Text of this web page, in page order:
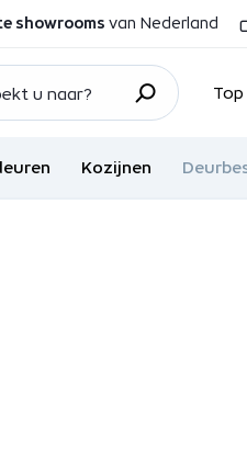
showrooms van Nederland
Kozijnen